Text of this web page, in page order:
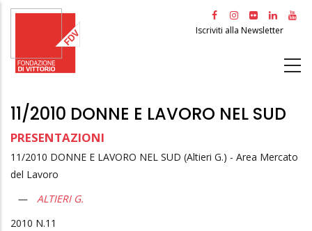
Salta
principale
Iscriviti alla Newsletter
11/2010 DONNE E LAVORO NEL SUD
PRESENTAZIONI
11/2010 DONNE E LAVORO NEL SUD (Altieri G.) - Area Mercato
del Lavoro
ALTIERI G.
2010
11